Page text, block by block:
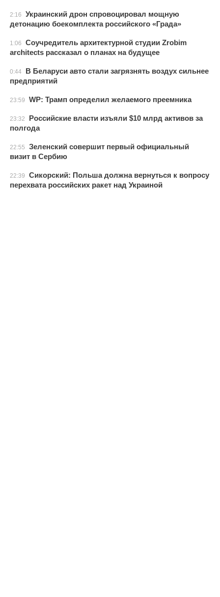
2:16
Украинский дрон спровоцировал мощную
детонацию боекомплекта российского «Града»
1:06
Соучредитель архитектурной студии Zrobim
architects рассказал о планах на будущее
0:44
В Беларуси авто стали загрязнять воздух сильнее
предприятий
23:59 WP: Трамп определил желаемого преемника
23:32
Российские власти изъяли $10 млрд активов за
полгода
22:55
Зеленский совершит первый официальный
визит в Сербию
22:39
Сикорский: Польша должна вернуться к вопросу
перехвата российских ракет над Украиной